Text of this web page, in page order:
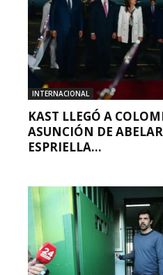
INTERNACIONAL
KAST LLEGÓ A
ASUNCIÓN DE
ESPRIELLA...